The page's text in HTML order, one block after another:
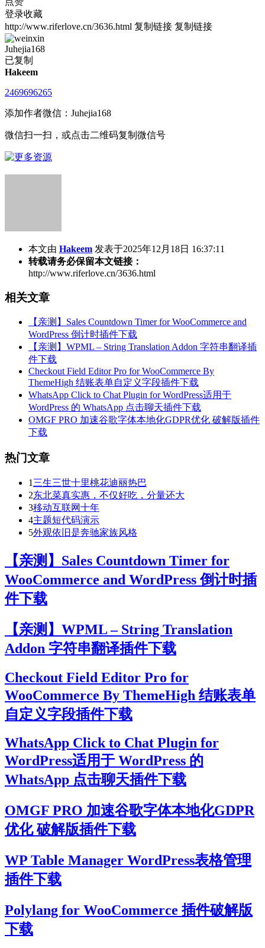
登录收藏
http://www.riferlove.cn/3636.html 复制链接 复制链接
Juhejia168
已复制
Hakeem
2469696265
添加作者微信：Juhejia168
微信扫一扫，或点击二维码复制微信号
本文由 Hakeem 发表于2025年12月18日 16:37:11
转载请务必保留本文链接：
http://www.riferlove.cn/3636.html
相关文章
【亲测】Sales Countdown Timer for WooCommerce and
WordPress 倒计时插件下载
【亲测】WPML – String Translation Addon 字符串翻译插
件下载
Checkout Field Editor Pro for WooCommerce By
ThemeHigh 结账表单自定义字段插件下载
WhatsApp Click to Chat Plugin for WordPress适用于
WordPress 的 WhatsApp 点击聊天插件下载
OMGF PRO 加速谷歌字体本地化GDPR优化 破解版插件
下载
热门文章
1 三生三世十里桃花迪丽热巴
2东北菜真实惠，不仅好吃，分量还大
3移动互联网十年
4主题短代码演示
5外观依旧是奔驰家族风格
【亲测】Sales Countdown Timer for
WooCommerce and WordPress 倒计时插
件下载
【亲测】WPML – String Translation
Addon 字符串翻译插件下载
Checkout Field Editor Pro for
WooCommerce By ThemeHigh 结账表单
自定义字段插件下载
WhatsApp Click to Chat Plugin for
WordPress适用于 WordPress 的
WhatsApp 点击聊天插件下载
OMGF PRO 加速谷歌字体本地化GDPR
优化 破解版插件下载
WP Table Manager WordPress表格管理
插件下载
Polylang for WooCommerce 插件破解版
下载